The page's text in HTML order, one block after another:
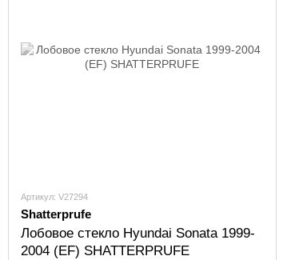
Артикул: V27294
Shatterprufe
Лобовое стекло Hyundai Sonata 1999-
2004 (EF) SHATTERPRUFE